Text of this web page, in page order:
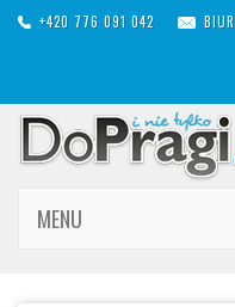
+420 776 091 042
MENU